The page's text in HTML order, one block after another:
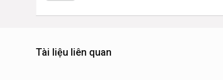
Tài liệu liên quan